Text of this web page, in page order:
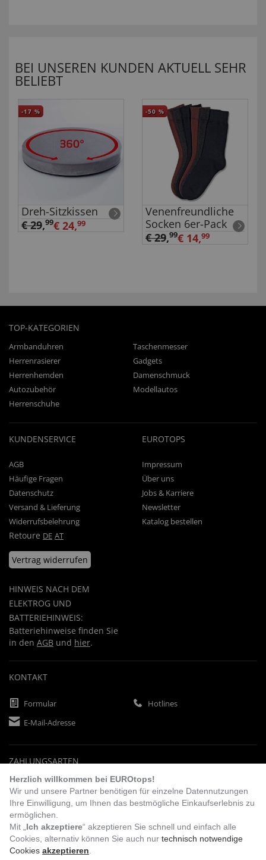
BEI UNSEREN KUNDEN AKTUELL SEHR
BELIEBT
-17 %
Dreh-Sitzkissen
€ 29,99€ 24,99
-50 %
Venenfreundliche
Socken 6er-Pack
€ 29,99€ 14,99
TOP-KATEGORIEN
Armbanduhren
Taschenmesser
Herrenrasierer
Gadgets
Herrenhemden
Damenschmuck
Autozubehör
Modellautos
Herrenschuhe
KUNDENSERVICE
AGB
Häufige Fragen
Datenschutz
Versand & Lieferung
Widerrufsbelehrung
Retoure DE AT
Vertrag widerrufen
HINWEIS NACH DEM
ELEKTROG UND
BATTERIEHINWEIS:
Batteriehinweise finden Sie
in den AGB und hier.
EUROTOPS
Impressum
Über uns
Jobs & Karriere
Newsletter
Katalog bestellen
KONTAKT
Formular
Hotlines
E-Mail-Adresse
ZAHLUNGSARTEN
Vorkasse Rechnung Lastschrift
BESUCHEN SIE UNS
Herzlich willkommen bei EUROtops!
Wir und unsere Partner benötigen für einzelne Datennutzungen
Ihre Einwilligung, um Ihnen das bestmögliche Einkaufserlebnis zu
ermöglichen.
Mit „ Ich akzeptiere“ akzeptieren Sie schnell und einfach alle
Cookies, alternativ können Sie auch nur technisch notwendige
Cookies akzeptieren